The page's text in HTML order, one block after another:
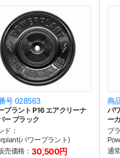
号 028563
プラント P16 エアクリーナ
ー ブラック
ド：
パワープラント)
売価格： 30,500円
商
パ
ー
ブ
通